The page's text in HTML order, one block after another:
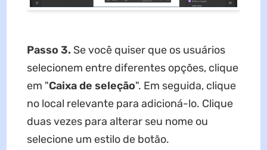
Passo 3. Se você quiser que os usuários
selecionem entre diferentes opções, clique
em "Caixa de seleção". Em seguida, clique
no local relevante para adicioná-lo. Clique
duas vezes para alterar seu nome ou
selecione um estilo de botão.